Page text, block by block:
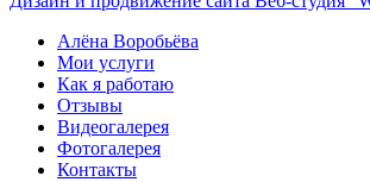
Алёна Воробьёва
Мои услуги
Как я работаю
Отзывы
Видеогалерея
Фотогалерея
Контакты